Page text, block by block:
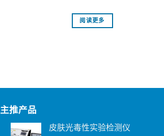
阅读更多
主推产品
皮肤光毒性实验检测仪